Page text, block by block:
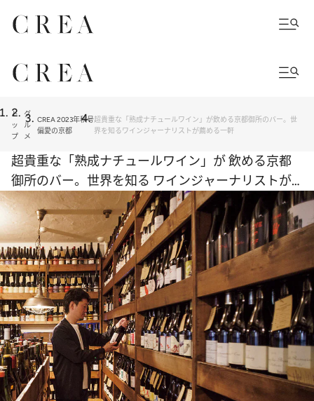
ト
ッ
プ
グ
ル
メ
CREA 2023年秋号
偏愛の京都
超貴重な「熟成ナチュールワイン」が飲める京都御所のバー。世
界を知るワインジャーナリストが薦める一軒
超貴重な「熟成ナチュールワイン」が 飲める京都
御所のバー。世界を知る ワインジャーナリストが
薦める一軒